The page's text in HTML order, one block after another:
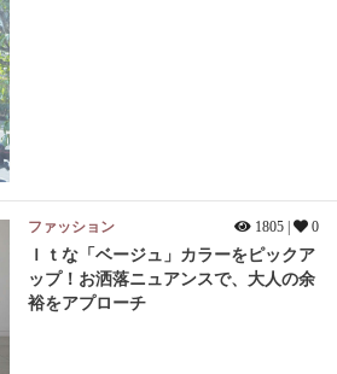
ファッション 1805 | 0
Ｉｔな「ベージュ」カラーをピックア
ップ！お洒落ニュアンスで、大人の余
裕をアプローチ